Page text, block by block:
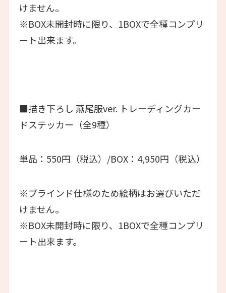
けません。
※BOX未開封時に限り、1BOXで全種コンプリ
ート出来ます。
■描き下ろし 燕尾服ver. トレーディングカー
ドステッカー（全9種）
単品：550円（税込）/BOX：4,950円（税込）
※ブラインド仕様のため絵柄はお選びいただ
けません。
※BOX未開封時に限り、1BOXで全種コンプリ
ート出来ます。